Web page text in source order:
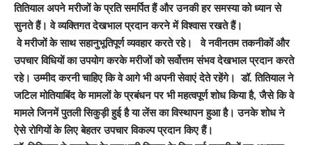
तितियाल अपने मरीजों के प्रति समर्पित हैं और उनकी हर समस्या को ध्यान से
सुनते हैं। वे व्यक्तिगत देखभाल प्रदान करने में विश्वास रखते हैं।
वे मरीजों के साथ सहानुभूतिपूर्ण व्यवहार करते रहे। वे नवीनतम तकनीकों और
उपचार विधियों का उपयोग करके मरीजों को सर्वोत्तम संभव देखभाल प्रदान करते
रहे। उम्मीद करनी चाहिए कि वे आगे भी अपनी सेवाएं देते रहेंगे। डॉ. तितियाल ने
जटिल मोतियाबिंद के मामलों के प्रबंधन पर भी महत्वपूर्ण शोध किया है,जैसे कि वे
मामले जिनमें पुतली सिकुड़ी हुई है या लेंस का विस्थापन हुआ है। उनके शोध ने
ऐसे रोगियों के लिए बेहतर उपचार विकल्प प्रदान किए हैं।